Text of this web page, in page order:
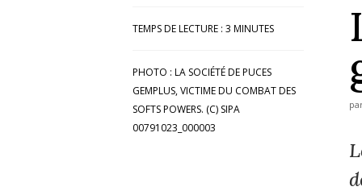
TEMPS DE LECTURE : 3 MINUTES
PHOTO : LA SOCIÉTÉ DE PUCES
GEMPLUS, VICTIME DU COMBAT DES
SOFTS POWERS. (C) SIPA
00791023_000003